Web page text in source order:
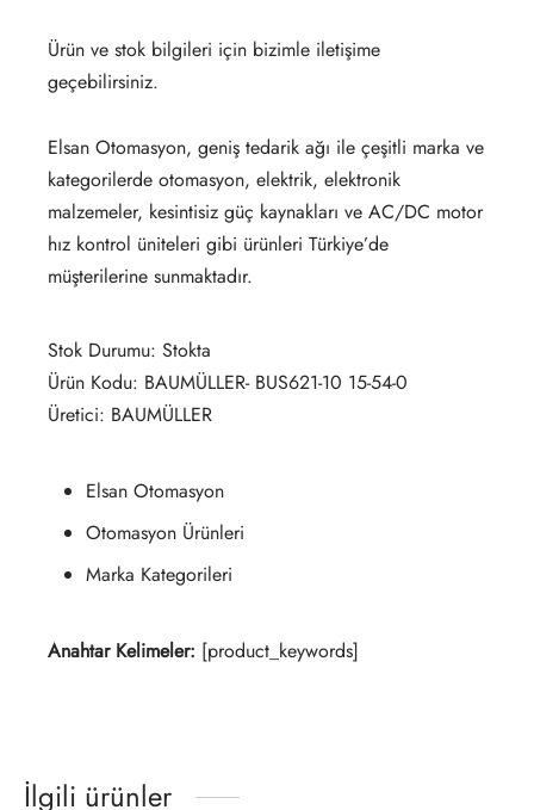
Ürün ve stok bilgileri için bizimle iletişime
geçebilirsiniz.
Elsan Otomasyon, geniş tedarik ağı ile çeşitli marka ve
kategorilerde otomasyon, elektrik, elektronik
malzemeler, kesintisiz güç kaynakları ve AC/DC motor
hız kontrol üniteleri gibi ürünleri Türkiye’de
müşterilerine sunmaktadır.
Stok Durumu: Stokta
Ürün Kodu: BAUMÜLLER- BUS621-10 15-54-0
Üretici: BAUMÜLLER
Elsan Otomasyon
Otomasyon Ürünleri
Marka Kategorileri
Anahtar Kelimeler: [product_keywords]
İlgili ürünler